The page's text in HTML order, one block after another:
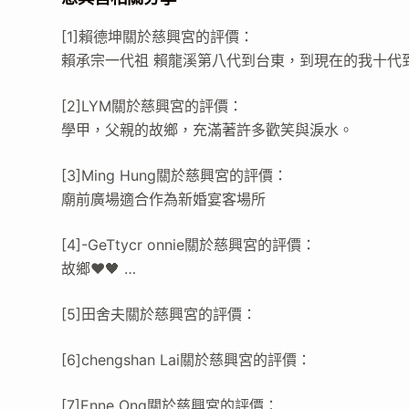
[1]賴德坤關於慈興宮的評價：
賴承宗一代祖 賴龍溪第八代到台東，到現在的我十代
[2]LYM關於慈興宮的評價：
學甲，父親的故鄉，充滿著許多歡笑與淚水。
[3]Ming Hung關於慈興宮的評價：
廟前廣場適合作為新婚宴客場所
[4]-GeTtycr onnie關於慈興宮的評價：
故鄉❤️🖤 …
[5]田舍夫關於慈興宮的評價：
[6]chengshan Lai關於慈興宮的評價：
[7]Enne Ong關於慈興宮的評價：